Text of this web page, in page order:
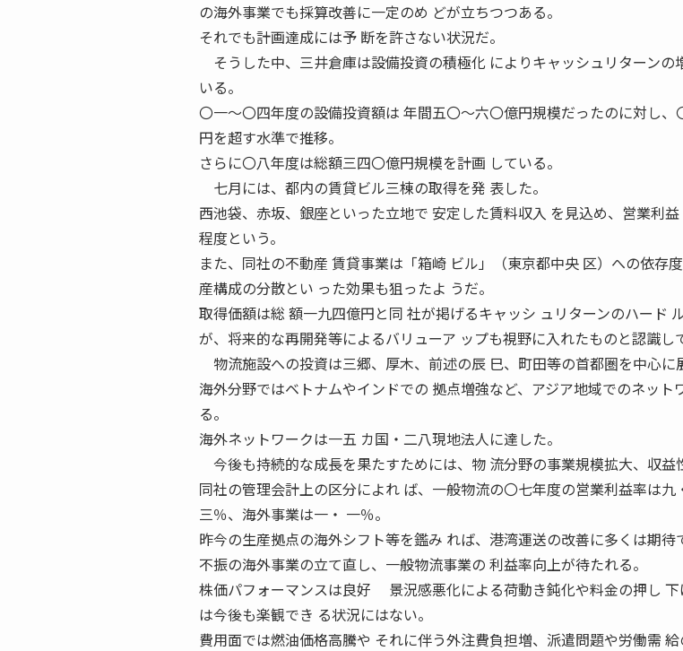
の海外事業でも採算改善に一定のめ どが立ちつつある。
それでも計画達成には予 断を許さない状況だ。
そうした中、三井倉庫は設備投資の積極化 によりキャッシュリターンの
いる。
〇一〜〇四年度の設備投資額は 年間五〇〜六〇億円規模だったのに対し
円を超す水準で推移。
さらに〇八年度は総額三四〇億円規模を計画 している。
七月には、都内の賃貸ビル三棟の取得を発 表した。
西池袋、赤坂、銀座といった立地で 安定した賃料収入 を見込め、営業利
程度という。
また、同社の不動産 賃貸事業は「箱崎 ビル」（東京都中央 区）への依存
産構成の分散とい った効果も狙ったよ うだ。
取得価額は総 額一九四億円と同 社が掲げるキャッシ ュリターンのハード
が、将来的な再開発等によるバリューア ップも視野に入れたものと認識し
物流施設への投資は三郷、厚木、前述の辰 巳、町田等の首都圏を中心に
海外分野ではベトナムやインドでの 拠点増強など、アジア地域でのネット
る。
海外ネットワークは一五 カ国・二八現地法人に達した。
今後も持続的な成長を果たすためには、物 流分野の事業規模拡大、収益
同社の管理会計上の区分によれ ば、一般物流の〇七年度の営業利益率は九
三％、海外事業は一・ 一％。
昨今の生産拠点の海外シフト等を鑑み れば、港湾運送の改善に多くは期待
不振の海外事業の立て直し、一般物流事業の 利益率向上が待たれる。
株価パフォーマンスは良好 景況感悪化による荷動き鈍化や料金の押し
は今後も楽観でき る状況にはない。
費用面では燃油価格高騰や それに伴う外注費負担増、派遣問題や労働需